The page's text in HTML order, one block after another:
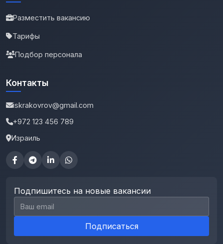
Разместить вакансию
Тарифы
Подбор персонала
Контакты
iskrakovrov@gmail.com
+972 123 456 789
Израиль
Подпишитесь на новые вакансии
Email для подписки
Подписаться